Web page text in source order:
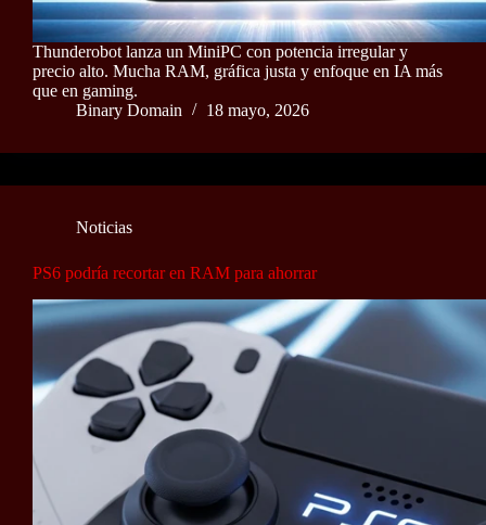
Thunderobot lanza un MiniPC con potencia irregular y
precio alto. Mucha RAM, gráfica justa y enfoque en IA más
que en gaming.
Binary Domain
18 mayo, 2026
Noticias
PS6 podría recortar en RAM para ahorrar